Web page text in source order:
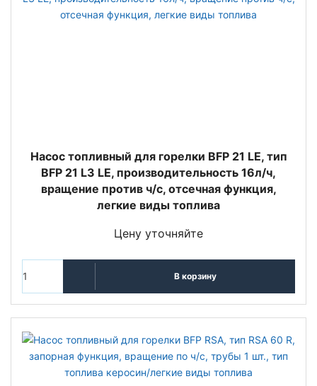
Насос топливный для горелки BFP 21 LE, тип
BFP 21 L3 LE, производительность 16л/ч,
вращение против ч/с, отсечная функция,
легкие виды топлива
Цену уточняйте
В корзину